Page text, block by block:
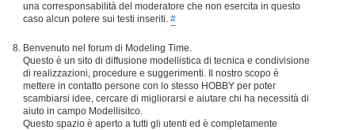
una corresponsabilità del moderatore che non esercita in questo
caso alcun potere sui testi inseriti. #
Benvenuto nel forum di Modeling Time.
Questo è un sito di diffusione modellistica di tecnica e condivisione
di realizzazioni, procedure e suggerimenti. Il nostro scopo è
mettere in contatto persone con lo stesso HOBBY per poter
scambiarsi idee, cercare di migliorarsi e aiutare chi ha necessità di
aiuto in campo Modellisitco.
Questo spazio è aperto a tutti gli utenti ed è completamente